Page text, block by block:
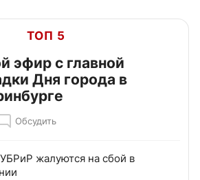
ТОП 5
эфир с главной
Дня города в
Обсудить
жалуются на сбой в